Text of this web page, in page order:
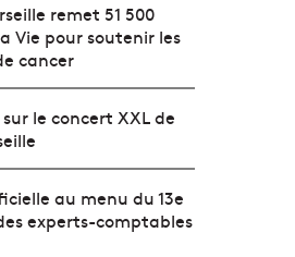
remet 51 500
Vie pour soutenir les
cancer
le concert XXL de
au menu du 13e
experts-comptables